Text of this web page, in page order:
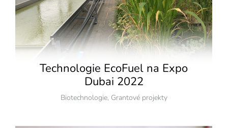
Technologie EcoFuel na Expo
Dubai 2022
Biotechnologie, Grantové projekty